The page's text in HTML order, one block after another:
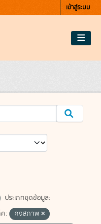
เข้าสู่ระบบ
ประเภทชุดข้อมูล:
:
คงสภาพ